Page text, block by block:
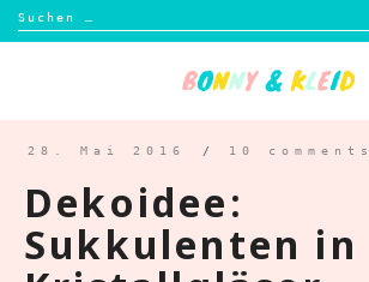
Suchen
nach:
Shop
Kontakt
28. Mai 2016 / 10 comments
Dekoidee:
Sukkulenten in